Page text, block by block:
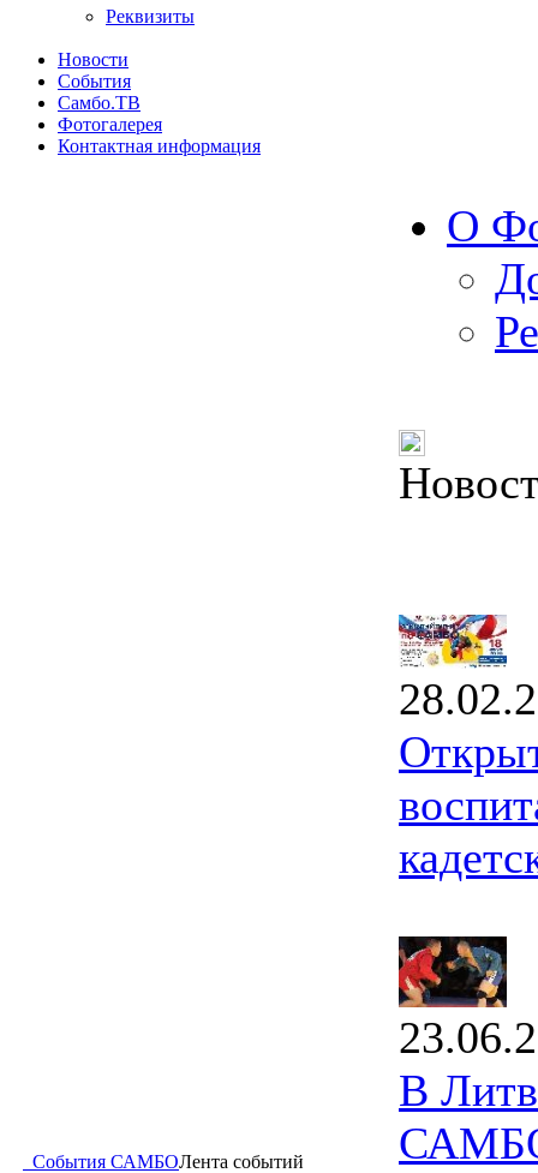
Реквизиты
Новости
События
Самбо.ТВ
Фотогалерея
Контактная информация
События САМБОЛента событий
О
В